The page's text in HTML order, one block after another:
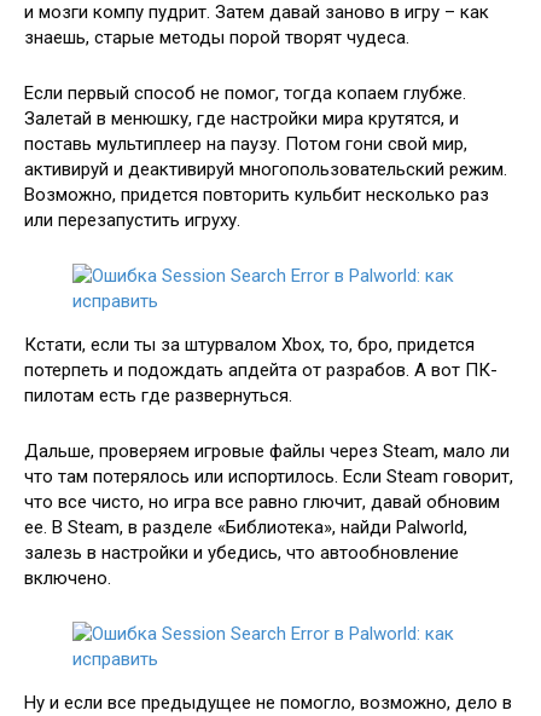
и мозги компу пудрит. Затем давай заново в игру – как
знаешь, старые методы порой творят чудеса.
Если первый способ не помог, тогда копаем глубже.
Залетай в менюшку, где настройки мира крутятся, и
поставь мультиплеер на паузу. Потом гони свой мир,
активируй и деактивируй многопользовательский режим.
Возможно, придется повторить кульбит несколько раз
или перезапустить игруху.
Кстати, если ты за штурвалом Xbox, то, бро, придется
потерпеть и подождать апдейта от разрабов. А вот ПК-
пилотам есть где развернуться.
Дальше, проверяем игровые файлы через Steam, мало ли
что там потерялось или испортилось. Если Steam говорит,
что все чисто, но игра все равно глючит, давай обновим
ее. В Steam, в разделе «Библиотека», найди Palworld,
залезь в настройки и убедись, что автообновление
включено.
Ну и если все предыдущее не помогло, возможно, дело в